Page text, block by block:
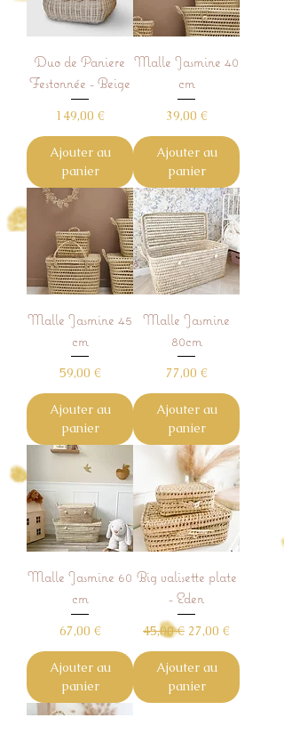
Duo de Paniere
Festonnée - Beige
Prix
149,00 €
Ajouter au
panier
Malle Jasmine 40
cm
Prix
39,00 €
Ajouter au
panier
Malle Jasmine 45
cm
Prix
59,00 €
Ajouter au
panier
Malle Jasmine
80cm
Prix
77,00 €
Ajouter au
panier
Malle Jasmine 60
cm
Prix
67,00 €
Ajouter au
panier
Big valisette plate
- Eden
Prix original
45,00 € Prix
27,00 €
Ajouter au
panier